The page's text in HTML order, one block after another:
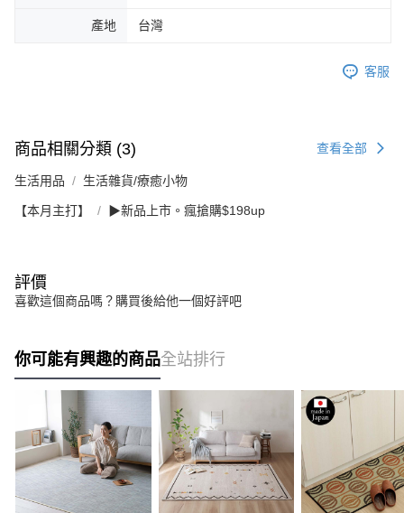
產地 台灣
客服
商品相關分類 (3) 查看全部
生活用品 生活雜貨/療癒小物
【本月主打】 ▶新品上市。瘋搶購$198up
評價
喜歡這個商品嗎？購買後給他一個好評吧
你可能有興趣的商品全站排行